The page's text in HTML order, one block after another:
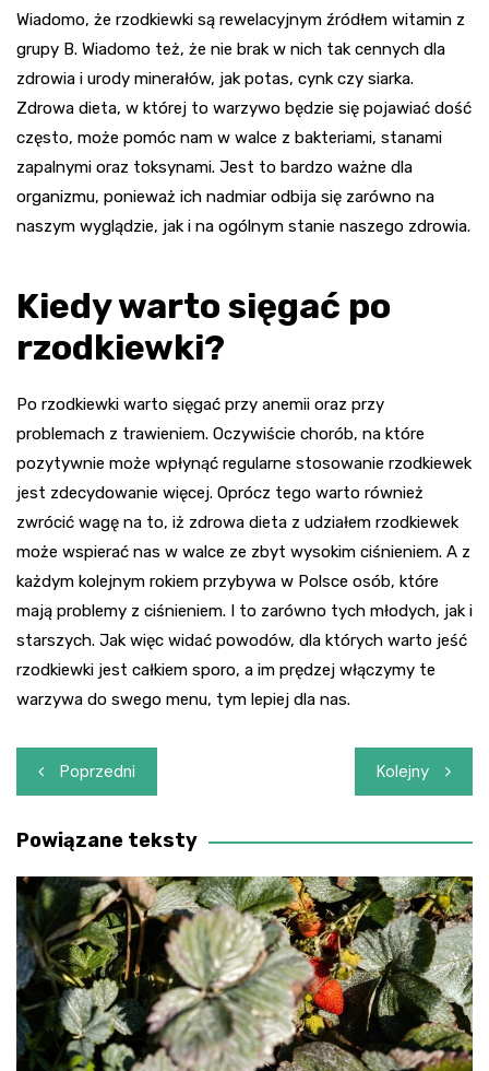
Wiadomo, że rzodkiewki są rewelacyjnym źródłem witamin z
grupy B. Wiadomo też, że nie brak w nich tak cennych dla
zdrowia i urody minerałów, jak potas, cynk czy siarka.
Zdrowa dieta, w której to warzywo będzie się pojawiać dość
często, może pomóc nam w walce z bakteriami, stanami
zapalnymi oraz toksynami. Jest to bardzo ważne dla
organizmu, ponieważ ich nadmiar odbija się zarówno na
naszym wyglądzie, jak i na ogólnym stanie naszego zdrowia.
Kiedy warto sięgać po
rzodkiewki?
Po rzodkiewki warto sięgać przy anemii oraz przy
problemach z trawieniem. Oczywiście chorób, na które
pozytywnie może wpłynąć regularne stosowanie rzodkiewek
jest zdecydowanie więcej. Oprócz tego warto również
zwrócić wagę na to, iż zdrowa dieta z udziałem rzodkiewek
może wspierać nas w walce ze zbyt wysokim ciśnieniem. A z
każdym kolejnym rokiem przybywa w Polsce osób, które
mają problemy z ciśnieniem. I to zarówno tych młodych, jak i
starszych. Jak więc widać powodów, dla których warto jeść
rzodkiewki jest całkiem sporo, a im prędzej włączymy te
warzywa do swego menu, tym lepiej dla nas.
Nawigacja
wpisu
Poprzedni Kolejny
Powiązane teksty